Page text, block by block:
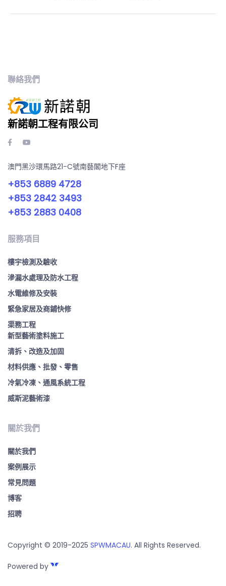
黑手
心！
聯絡我們
新諾朝工程有限公司
澳門黑沙環馬路21-C號南藝閣地下F座
+853 6889 4728
+853 2842 3493
+853 2883 0408
服務項目
樓宇檢測及驗收
滲漏水處理及防水工程
水電維修及安裝
緊急家居及商鋪快修
渠務工程
新型藝術塗料施工
清拆、改造及加固
材料供應、批發、零售
冷氣冷凍、通風系統工程
威斯泥藝術漆
關於我們
關於我們
案例展示
常見問題
博客
招聘
Copyright © 2019-2025 SPWMACAU. All Rights Reserved.
Powered by